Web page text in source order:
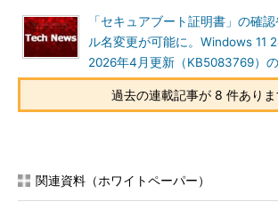
「セキュアブート証明書」の確
ル名変更が可能に。Windows 11
2026年4月更新（KB5083769）
過去の連載記事が 8 件ありま
関連資料（ホワイトペーパー）